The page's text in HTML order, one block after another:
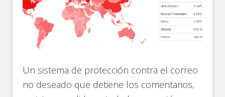
Un sistema de protección contra el correo
no deseado que detiene los comentarios,